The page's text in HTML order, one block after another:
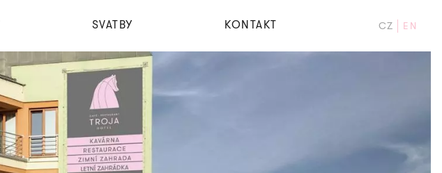
SVATBY KONTAKT CZ EN